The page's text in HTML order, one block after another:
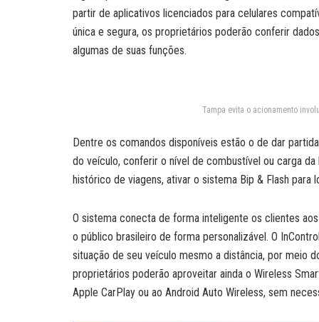
partir de aplicativos licenciados para celulares
única e segura, os proprietários poderão conferir
algumas de suas funções.
Tampa evita o acionamento
Dentre os comandos disponíveis estão o de dar
do veículo, conferir o nível de combustível ou carga
histórico de viagens, ativar o sistema Bip & Flash
O sistema conecta de forma inteligente os clientes
o público brasileiro de forma personalizável. O
situação de seu veículo mesmo a distância, por meio
proprietários poderão aproveitar ainda o Wireless
Apple CarPlay ou ao Android Auto Wireless, sem